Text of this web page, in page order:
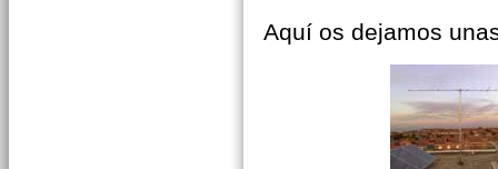
Aquí os dejamos